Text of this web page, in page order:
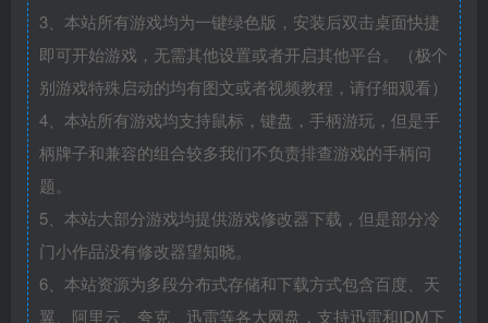
3、本站所有游戏均为一键绿色版，安装后双击桌面快捷
即可开始游戏，无需其他设置或者开启其他平台。（极个
别游戏特殊启动的均有图文或者视频教程，请仔细观看）
4、本站所有游戏均支持鼠标，键盘，手柄游玩，但是手
柄牌子和兼容的组合较多我们不负责排查游戏的手柄问
题。
5、本站大部分游戏均提供游戏修改器下载，但是部分冷
门小作品没有修改器望知晓。
6、本站资源为多段分布式存储和下载方式包含百度、天
翼、阿里云、夸克、迅雷等各大网盘，支持迅雷和IDM下